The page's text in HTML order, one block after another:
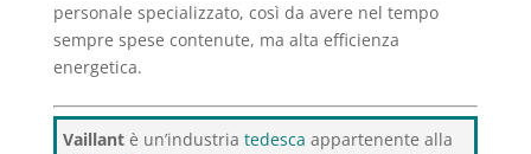
personale specializzato, così da avere nel tempo
sempre spese contenute, ma alta efficienza
energetica.
Vaillantè un’industria tedesca appartenente alla